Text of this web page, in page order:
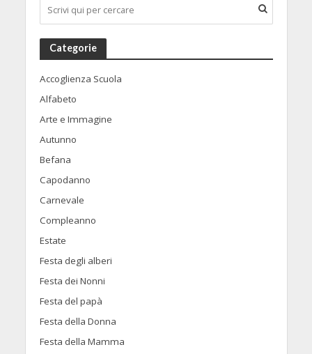
Categorie
Accoglienza Scuola
Alfabeto
Arte e Immagine
Autunno
Befana
Capodanno
Carnevale
Compleanno
Estate
Festa degli alberi
Festa dei Nonni
Festa del papà
Festa della Donna
Festa della Mamma